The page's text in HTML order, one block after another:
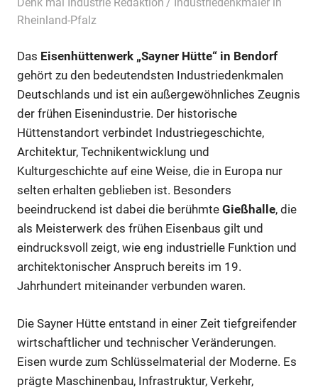
Rheinland-Pfalz
Das Eisenhüttenwerk „Sayner Hütte“ in Bendorf
gehört zu den bedeutendsten Industriedenkmalen
Deutschlands und ist ein außergewöhnliches Zeugnis
der frühen Eisenindustrie. Der historische
Hüttenstandort verbindet Industriegeschichte,
Architektur, Technikentwicklung und
Kulturgeschichte auf eine Weise, die in Europa nur
selten erhalten geblieben ist. Besonders
beeindruckend ist dabei die berühmte Gießhalle, die
als Meisterwerk des frühen Eisenbaus gilt und
eindrucksvoll zeigt, wie eng industrielle Funktion und
architektonischer Anspruch bereits im 19.
Jahrhundert miteinander verbunden waren.
Die Sayner Hütte entstand in einer Zeit tiefgreifender
wirtschaftlicher und technischer Veränderungen.
Eisen wurde zum Schlüsselmaterial der Moderne. Es
prägte Maschinenbau, Infrastruktur, Verkehr,